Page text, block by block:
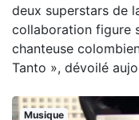
deux superstars de
collaboration figure
chanteuse
Tanto », dévoilé
Musique